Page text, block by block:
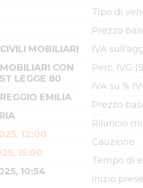
MOBILIARI
CON
LEGGE 80
EMILIA
12:00
15:00
10:54
Tipo di
Prezzo
IVA
Perc. IVG
IVA su %
Prezzo
Rilancio
Cauzione
Tempo di
Inizio